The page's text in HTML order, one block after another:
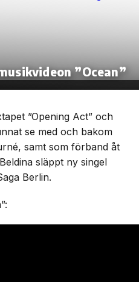
”Ocean”
”Opening Act” och
se med och bakom
samt som förband åt
släppt ny singel
Berlin.